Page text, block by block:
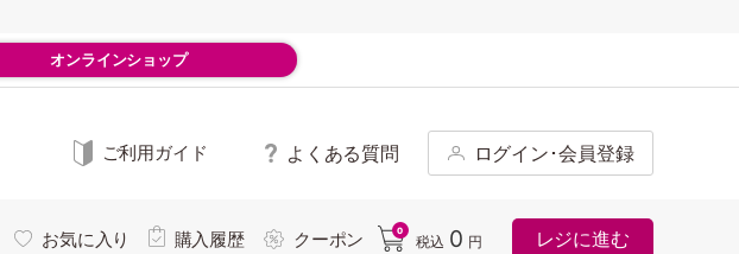
オンラインショップ
ご利用ガイド よくある質問 ログイン･会員登録
お気に入り 購入履歴 クーポン 0
税込 0 円 レジに進む